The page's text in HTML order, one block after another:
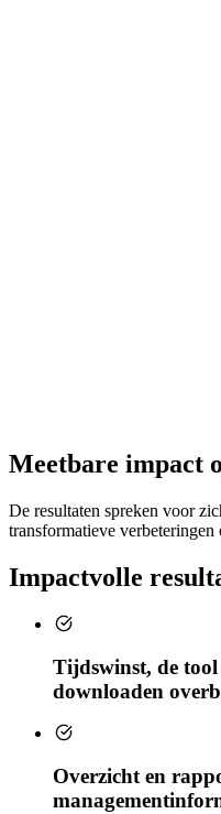
Meetbare impact
De resultaten spreken voor
transformatieve
Impactvolle
Tijdswinst, de
downloaden
Overzicht en